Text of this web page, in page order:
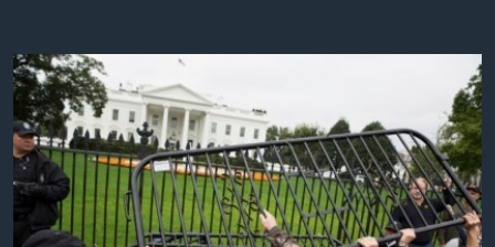
ອິດສະຫຼະພາບດ້ານການຂ່າວ
ຊີວິດຊາວລາວ
ຊຸມຊົນຊາວລາວ
ວິທະຍາສາດ-ເທັກໂນໂລຈີ
ທຸລະກິດ